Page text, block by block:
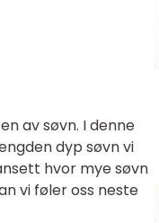
av søvn. I denne
dyp søvn vi
hvor mye søvn
vi føler oss neste